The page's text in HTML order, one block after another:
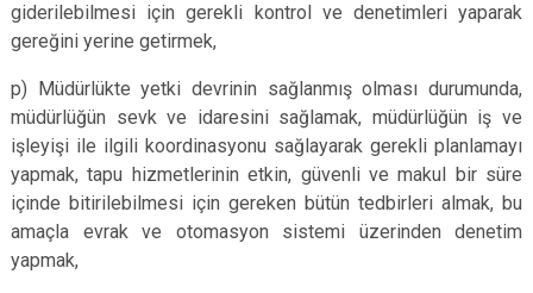
giderilebilmesi için gerekli kontrol ve denetimleri yaparak
gereğini yerine getirmek,
p) Müdürlükte yetki devrinin sağlanmış olması durumunda,
müdürlüğün sevk ve idaresini sağlamak, müdürlüğün iş ve
işleyişi ile ilgili koordinasyonu sağlayarak gerekli planlamayı
yapmak, tapu hizmetlerinin etkin, güvenli ve makul bir süre
içinde bitirilebilmesi için gereken bütün tedbirleri almak, bu
amaçla evrak ve otomasyon sistemi üzerinden denetim
yapmak,